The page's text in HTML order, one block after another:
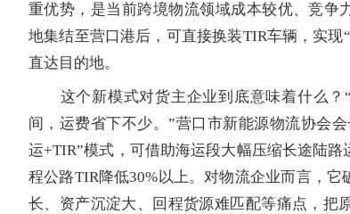
重优势，是当前跨境物流领域成本较优、竞争
地集结至营口港后，可直接换装TIR车辆，实现
直达目的地。
这个新模式对货主企业到底意味着什么？
间，运费省下不少。”营口市新能源物流协会
运+TIR”模式，可借助海运段大幅压缩长途陆
程公路TIR降低30%以上。对物流企业而言，它
长、资产沉淀大、回程货源难匹配等痛点，把